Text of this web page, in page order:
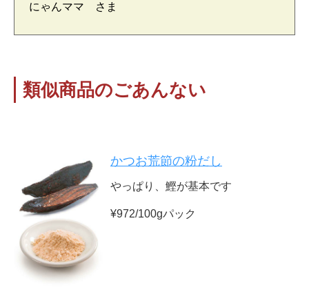
にゃんママ さま
類似商品のごあんない
かつお荒節の粉だし
やっぱり、鰹が基本です
¥972/100gパック